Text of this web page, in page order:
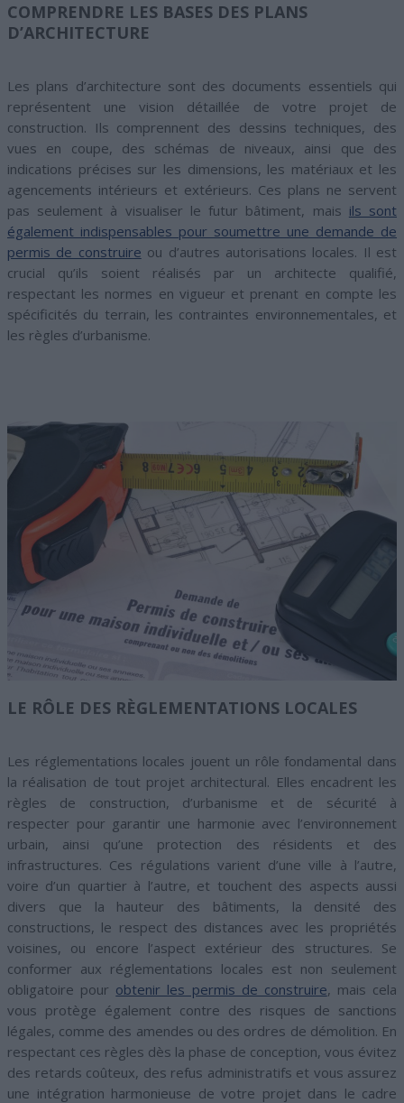
COMPRENDRE LES BASES DES PLANS
D’ARCHITECTURE
Les plans d’architecture sont des documents essentiels qui
représentent une vision détaillée de votre projet de
construction. Ils comprennent des dessins techniques, des
vues en coupe, des schémas de niveaux, ainsi que des
indications précises sur les dimensions, les matériaux et les
agencements intérieurs et extérieurs. Ces plans ne servent
pas seulement à visualiser le futur bâtiment, mais ils sont
également indispensables pour soumettre une demande de
permis de construire ou d’autres autorisations locales. Il est
crucial qu’ils soient réalisés par un architecte qualifié,
respectant les normes en vigueur et prenant en compte les
spécificités du terrain, les contraintes environnementales, et
les règles d’urbanisme.
LE RÔLE DES RÈGLEMENTATIONS LOCALES
Les réglementations locales jouent un rôle fondamental dans
la réalisation de tout projet architectural. Elles encadrent les
règles de construction, d’urbanisme et de sécurité à
respecter pour garantir une harmonie avec l’environnement
urbain, ainsi qu’une protection des résidents et des
infrastructures. Ces régulations varient d’une ville à l’autre,
voire d’un quartier à l’autre, et touchent des aspects aussi
divers que la hauteur des bâtiments, la densité des
constructions, le respect des distances avec les propriétés
voisines, ou encore l’aspect extérieur des structures. Se
conformer aux réglementations locales est non seulement
obligatoire pour obtenir les permis de construire, mais cela
vous protège également contre des risques de sanctions
légales, comme des amendes ou des ordres de démolition. En
respectant ces règles dès la phase de conception, vous évitez
des retards coûteux, des refus administratifs et vous assurez
une intégration harmonieuse de votre projet dans le cadre